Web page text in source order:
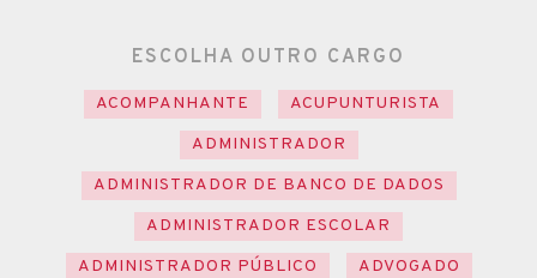
ESCOLHA OUTRO CARGO
ACOMPANHANTE
ACUPUNTURISTA
ADMINISTRADOR
ADMINISTRADOR DE BANCO DE DADOS
ADMINISTRADOR ESCOLAR
ADMINISTRADOR PÚBLICO
ADVOGADO